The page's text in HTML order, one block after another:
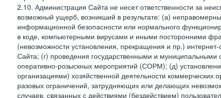
2.10. Администрация Сайта не несет ответственности за
возможный ущерб, возникший в результате: (а)
информационной безопасности или нормального
в коде, компьютерными вирусами и иными посторонними
(невозможности установления, прекращения и пр.)
Сайта; (г) проведения государственными и
оперативно-розыскных мероприятий (СОРМ); (д)
организациями) хозяйственной деятельности коммерческих
разовых ограничений, затрудняющих или делающих
случаев, связанных с действиями (бездействием)